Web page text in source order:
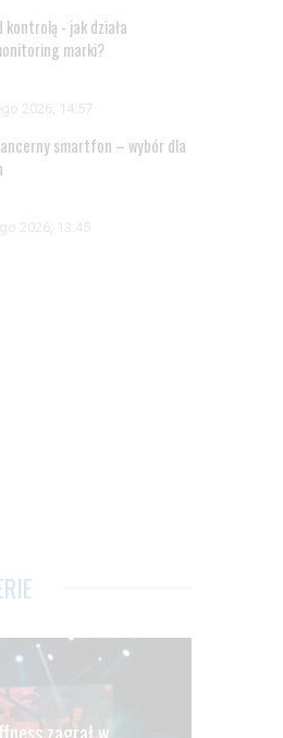
- jak działa
marki?
2026, 14:57
smartfon – wybór dla
2026, 13:45